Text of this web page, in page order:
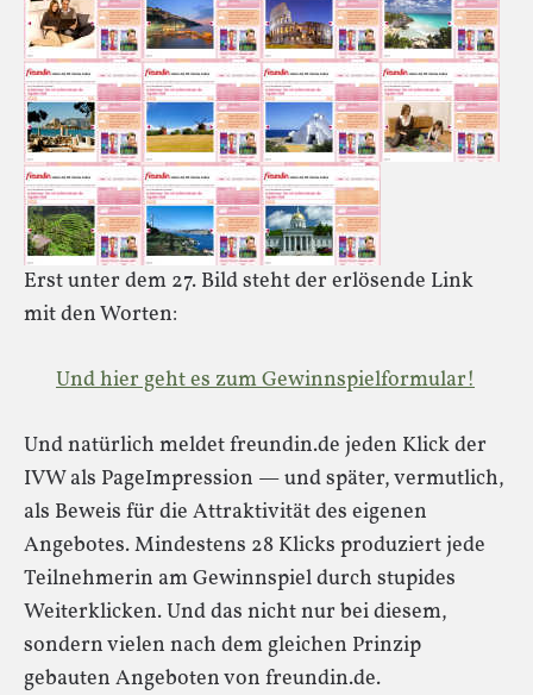
Erst unter dem 27. Bild steht der erlösende Link
mit den Worten:
Und hier geht es zum Gewinnspielformular!
Und natürlich meldet freundin.de jeden Klick der
IVW als PageImpression — und später, vermutlich,
als Beweis für die Attraktivität des eigenen
Angebotes. Mindestens 28 Klicks produziert jede
Teilnehmerin am Gewinnspiel durch stupides
Weiterklicken. Und das nicht nur bei diesem,
sondern vielen nach dem gleichen Prinzip
gebauten Angeboten von freundin.de.